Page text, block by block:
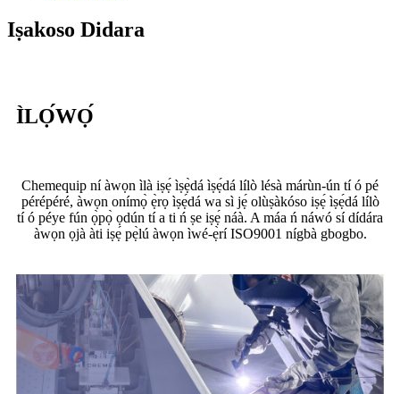
Iṣakoso Didara
ÌLỌ́WỌ́
Chemequip ní àwọn ìlà iṣẹ́ ìṣẹ̀dá ìṣẹ́dá lílò lésà márùn-ún tí ó pé
pérépéré, àwọn onímọ̀ ẹ̀rọ ìṣẹ́dá wa sì jẹ́ olùṣàkóso iṣẹ́ ìṣẹ́dá lílò
tí ó péye fún ọ̀pọ̀ ọdún tí a ti ń ṣe iṣẹ́ náà. A máa ń náwó sí dídára
àwọn ọjà àti iṣẹ́ pẹ̀lú àwọn ìwé-ẹ̀rí ISO9001 nígbà gbogbo.